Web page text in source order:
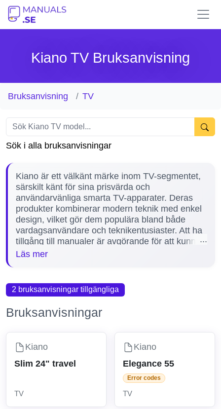
Kiano TV Bruksanvisning
Bruksanvisning TV
Sök i alla bruksanvisningar
Kiano är ett välkänt märke inom TV-segmentet,
särskilt känt för sina prisvärda och
användarvänliga smarta TV-apparater. Deras
produkter kombinerar modern teknik med enkel
design, vilket gör dem populära bland både
vardagsanvändare och teknikentusiaster. Att ha
tillgång till manualer är avgörande för att kunna
optimera användningen av din Kiano TV, lösa
1 manual för Kiano TV, inklusive den populära
modellen Elegance 55, vilket hjälper dig att få ut
det mesta av din enhet.
Läs mer
2 bruksanvisningar tillgängliga
Bruksanvisningar
Kiano
Slim 24" travel
TV
Kiano
Elegance 55
Error codes
TV